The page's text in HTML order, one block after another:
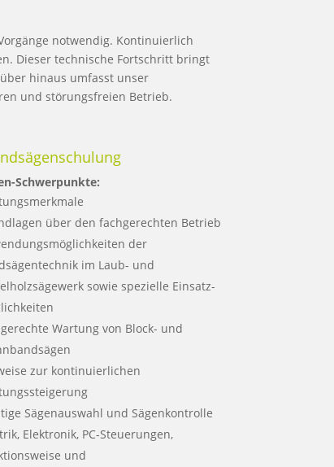
notwendig. Kontinuierlich
Dieser technische Fortschritt bringt
hinaus umfasst unser
und störungsfreien Betrieb.
Schwerpunkte:
über den fachgerechten Betrieb
der
im Laub- und
sowie spezielle Einsatz-
Wartung von Block- und
zur kontinuierlichen
Sägenauswahl und Sägenkontrolle
Elektronik, PC-Steuerungen,
und